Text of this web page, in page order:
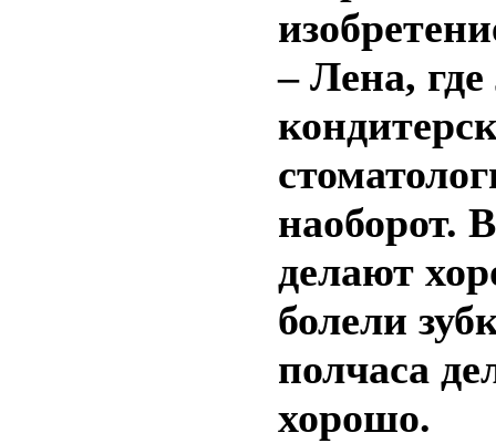
– Лена,
наоборот.
делают
болели
полчаса
хорошо.